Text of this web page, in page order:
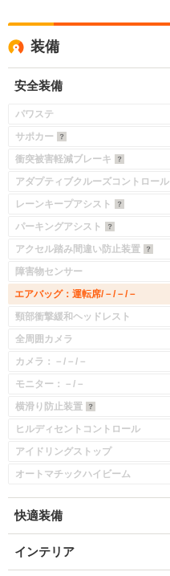
装備
安全装備
パワステ
サポカー
衝突被害軽減ブレーキ
アダプティブクルーズコントロール
レーンキープアシスト
パーキングアシスト
アクセル踏み間違い防止装置
障害物センサー
エアバッグ：運転席/－/－/－
頸部衝撃緩和ヘッドレスト
全周囲カメラ
カメラ：－/－/－
モニター：－/－
横滑り防止装置
ヒルディセントコントロール
アイドリングストップ
オートマチックハイビーム
快適装備
インテリア